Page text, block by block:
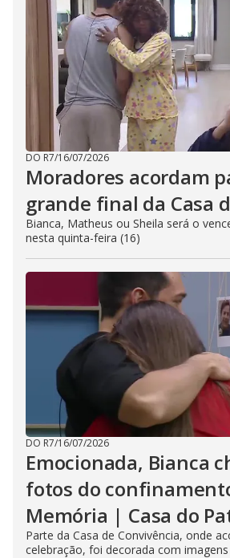
DO R7/16/07/2026
Moradores acordam
grande final da Casa
Bianca, Matheus ou Sheila será o
nesta quinta-feira (16)
DO R7/16/07/2026
Emocionada, Bianca
fotos do
Memória | Casa do
Parte da Casa de Convivência, onde
celebração, foi decorada com